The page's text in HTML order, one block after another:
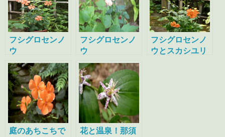
フシグロセンノ
ウ
フシグロセンノ
ウ
フシグロセンノ
ウとスカシユリ
庭のあちこちで
花と温泉！那須